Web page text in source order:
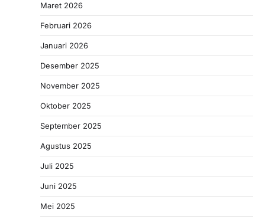
Maret 2026
Februari 2026
Januari 2026
Desember 2025
November 2025
Oktober 2025
September 2025
Agustus 2025
Juli 2025
Juni 2025
Mei 2025